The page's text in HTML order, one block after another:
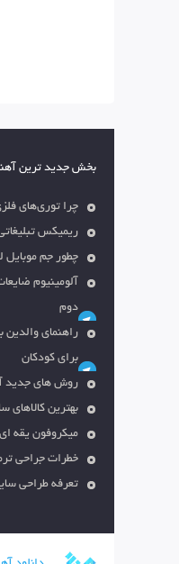
بخش جدید ترین
چرا توری‌های
ریمیکس
چطور جم موبایل
آلومینیوم
دوم
راهنمای
برای کودکان
روش های جدید
بهترین کالاهای
میکروفون یقه
خطرات جراحی
تعرفه طراحی